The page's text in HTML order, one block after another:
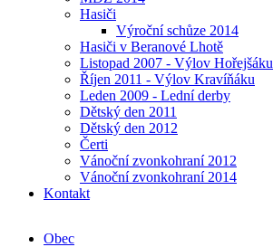
Hasiči
Výroční schůze 2014
Hasiči v Beranové Lhotě
Listopad 2007 - Výlov Hořejšáku
Říjen 2011 - Výlov Kravíňáku
Leden 2009 - Lední derby
Dětský den 2011
Dětský den 2012
Čerti
Vánoční zvonkohraní 2012
Vánoční zvonkohraní 2014
Kontakt
Obec